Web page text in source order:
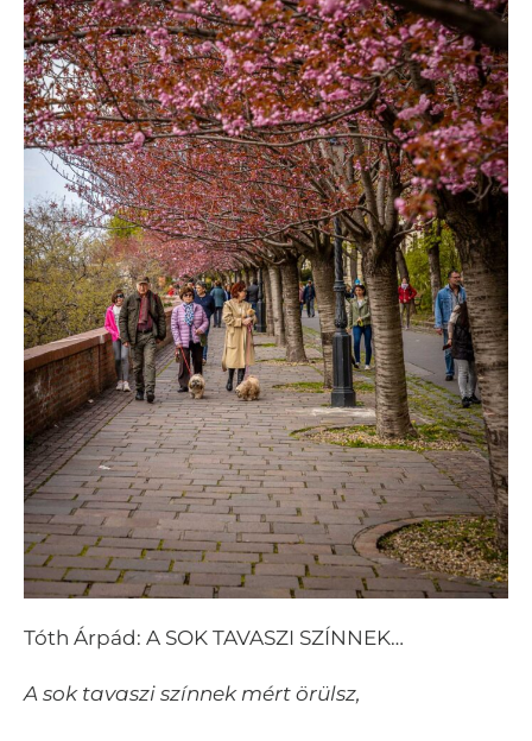
Tóth Árpád: A SOK TAVASZI SZÍNNEK…
A sok tavaszi színnek mért örülsz,